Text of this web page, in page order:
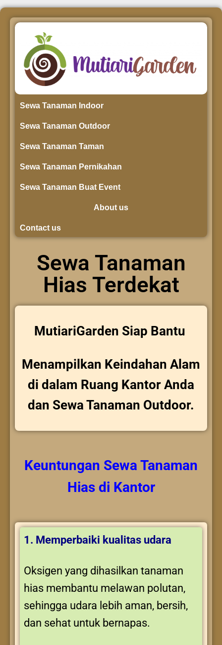
Sewa Tanaman Indoor
Sewa Tanaman Outdoor
Sewa Tanaman Taman
Sewa Tanaman Pernikahan
Sewa Tanaman Buat Event
About us
Contact us
Sewa Tanaman
Hias Terdekat
MutiariGarden Siap Bantu
Menampilkan Keindahan Alam
di dalam Ruang Kantor Anda
dan Sewa Tanaman Outdoor.
Keuntungan Sewa Tanaman
Hiasdi Kantor
1. Memperbaiki kualitas udara
Oksigen yang dihasilkan tanaman
hias membantu melawan polutan,
sehingga udara lebih aman, bersih,
dan sehat untuk bernapas.